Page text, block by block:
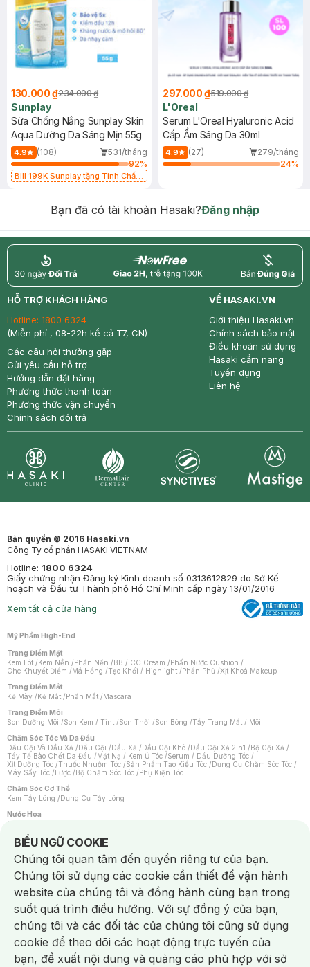
130.000 ₫234.000 ₫
Sunplay
Sữa Chống Nắng Sunplay Skin
Aqua Dưỡng Da Sáng Mịn 55g
4.9 (108)
531/tháng
92%
Bill 199K Sunplay tặng Tinh Chất
297.000 ₫519.000 ₫
L'Oreal
Serum L'Oreal Hyaluronic Acid
Cấp Ẩm Sáng Da 30ml
4.9 (27)
279/tháng
24%
Bạn đã có tài khoản Hasaki?Đăng nhập
return nowfree price
HỖ TRỢ KHÁCH HÀNG
Hotline: 1800 6324
(Miễn phí , 08-22h kể cả T7, CN)
Các câu hỏi thường gặp
Gửi yêu cầu hỗ trợ
Hướng dẫn đặt hàng
Phương thức thanh toán
Phương thức vận chuyển
Chính sách đổi trả
VỀ HASAKI.VN
Giới thiệu Hasaki.vn
Chính sách bảo mật
Điều khoản sử dụng
Hasaki cẩm nang
Tuyển dụng
Liên hệ
Bản quyền © 2016 Hasaki.vn
Công Ty cổ phần HASAKI VIETNAM
Hotline: 1800 6324
Giấy chứng nhận Đăng ký Kinh doanh số 0313612829 do Sở Kế
hoạch và Đầu tư Thành phố Hồ Chí Minh cấp ngày 13/01/2016
Xem tất cả cửa hàng
Mỹ Phẩm High-End
Trang Điểm Mặt
Kem Lót /Kem Nền /Phấn Nền /BB / CC Cream /Phấn Nước Cushion /
Che Khuyết Điểm /Má Hồng /Tạo Khối / Highlight /Phấn Phủ /Xịt Khoá Makeup
Trang Điểm Mắt
Kẻ Mày /Kẻ Mắt /Phấn Mắt /Mascara
Trang Điểm Môi
Son Dưỡng Môi /Son Kem / Tint /Son Thỏi /Son Bóng /Tẩy Trang Mắt / Môi
Chăm Sóc Tóc Và Da Đầu
Dầu Gội Và Dầu Xả /Dầu Gội /Dầu Xả /Dầu Gội Khô /Dầu Gội Xả 2in1 /Bộ Gội Xả /
Tẩy Tế Bào Chết Da Đầu /Mặt Nạ / Kem Ủ Tóc /Serum / Dầu Dưỡng Tóc /
Xịt Dưỡng Tóc /Thuốc Nhuộm Tóc /Sản Phẩm Tạo Kiểu Tóc /Dụng Cụ Chăm Sóc Tóc /
Máy Sấy Tóc /Lược /Bộ Chăm Sóc Tóc /Phụ Kiện Tóc
Chăm Sóc Cơ Thể
Kem Tẩy Lông /Dụng Cụ Tẩy Lông
Nước Hoa
Nước Hoa Nữ
Chăm Sóc Cá Nhân
Chống Muỗi /Khẩu Trang /Máy Massage/Mặt Nạ Xông Hơi /Nước Rửa Tay/
Sản Phẩm Chăm Sóc Khác /Bàn Chải Đánh Răng /Bàn Chải Điện/
Hỗ Trợ Trắng Răng/Kem Đánh Răng /Máy Tăm Nước/ Nước Súc Miệng/
Tăm / Chỉ Nha Khoa/ Xịt Thơm Miệng / Dung Dịch Vệ Sinh/Dưỡng Vùng Kín/
Khăn Ướt Vệ Sinh Vùng Kín/Băng Vệ Sinh/Tampon/Bọt Cạo Râu /Dao Cạo Râu/
Máy Cạo Râu
Vấn Đề Về Da
Da Dầu / Lỗ Chân Lông To/ Da Khô / Mất Nước/ Da Lão Hóa/ Da Mụn/
Da Nhạy Cảm / Kích Ứng
Da Xỉn Màu Thâm / Nám / Tàn Nhang
Quầng Thâm & Bọng Mắt /Sẹo /Viêm Da Cơ Địa
Dụng Cụ / Phụ Kiện Chăm Sóc Da
BIỂU NGỮ COOKIE
Notice about cookies usage
Chúng tôi quan tâm đến quyền riêng tư của bạn.
Chúng tôi sử dụng các cookie cần thiết để vận hành
website của chúng tôi và đồng hành cùng bạn trong
suốt quá trình điều hướng. Với sự đồng ý của bạn,
chúng tôi và các đối tác của chúng tôi cũng sử dụng
cookie để theo dõi các hoạt động trực tuyến của
bạn, đề xuất nội dung và quảng cáo phù hợp với sở